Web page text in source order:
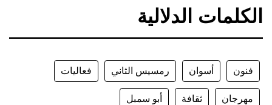
الكلمات الدلالية
فنون أسوان رمسيس الثاني فعاليات
مهرجان ثقافة أبو سمبل